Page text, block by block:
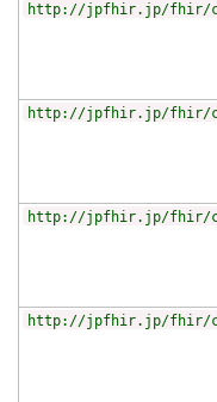
http://jpfhir.jp/fhir/clins/
http://jpfhir.jp/fhir/clins/
http://jpfhir.jp/fhir/clins/
http://jpfhir.jp/fhir/clins/